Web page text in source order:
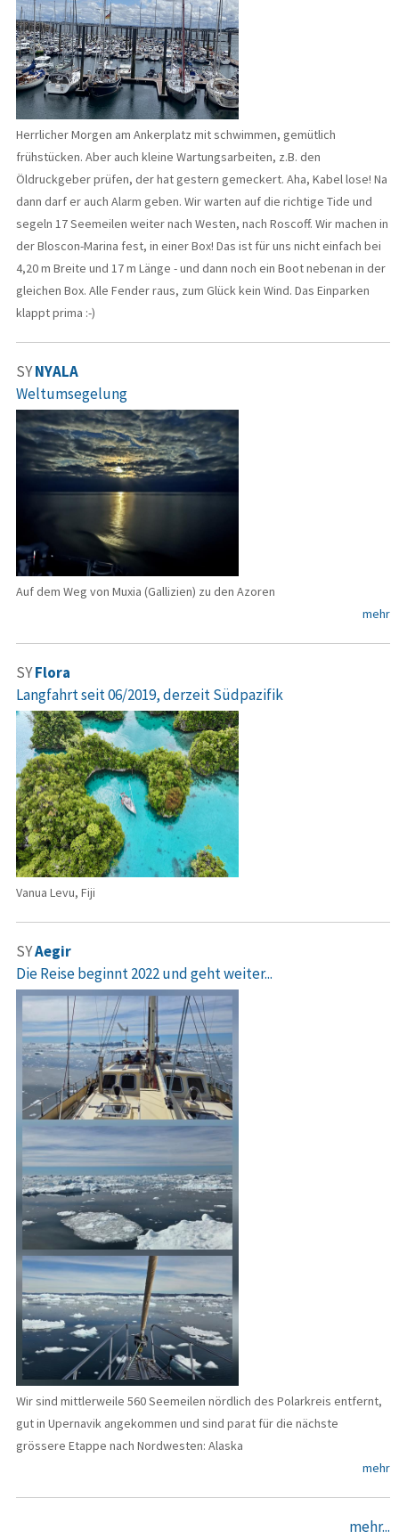
Herrlicher Morgen am Ankerplatz mit schwimmen, gemütlich
frühstücken. Aber auch kleine Wartungsarbeiten, z.B. den
Öldruckgeber prüfen, der hat gestern gemeckert. Aha, Kabel lose! Na
dann darf er auch Alarm geben. Wir warten auf die richtige Tide und
segeln 17 Seemeilen weiter nach Westen, nach Roscoff. Wir machen in
der Bloscon-Marina fest, in einer Box! Das ist für uns nicht einfach bei
4,20 m Breite und 17 m Länge - und dann noch ein Boot nebenan in der
gleichen Box. Alle Fender raus, zum Glück kein Wind. Das Einparken
klappt prima :-)
SYNYALA
Weltumsegelung
Auf dem Weg von Muxia (Gallizien) zu den Azoren
mehr
SYFlora
Langfahrt seit 06/2019, derzeit Südpazifik
Vanua Levu, Fiji
SYAegir
Die Reise beginnt 2022 und geht weiter...
Wir sind mittlerweile 560 Seemeilen nördlich des Polarkreis entfernt,
gut in Upernavik angekommen und sind parat für die nächste
grössere Etappe nach Nordwesten: Alaska
mehr
mehr...